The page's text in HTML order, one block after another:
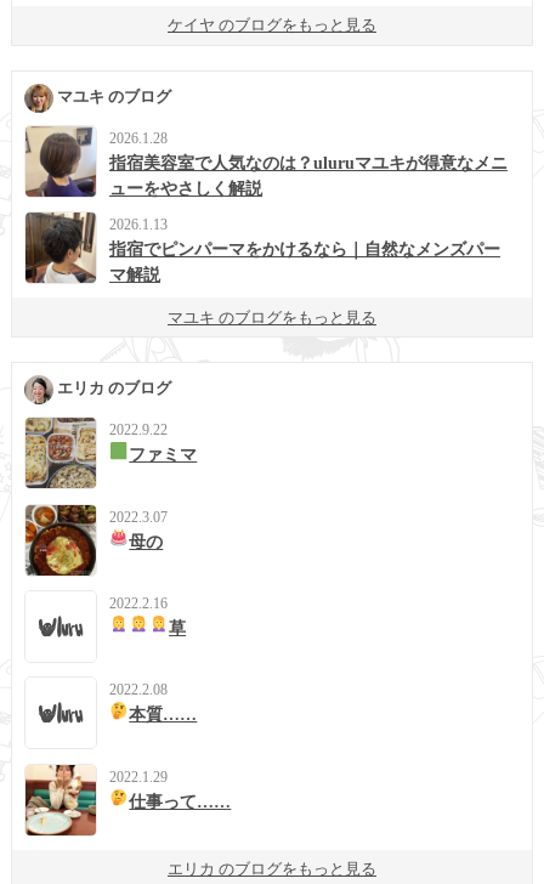
ケイヤ のブログをもっと見る
マユキ のブログ
2026.1.28
指宿美容室で人気なのは？uluruマユキが得意なメニ
ューをやさしく解説
2026.1.13
指宿でピンパーマをかけるなら｜自然なメンズパー
マ解説
マユキ のブログをもっと見る
エリカ のブログ
2022.9.22
ファミマ
2022.3.07
母の
2022.2.16
草
2022.2.08
本質……
2022.1.29
仕事って……
エリカ のブログをもっと見る